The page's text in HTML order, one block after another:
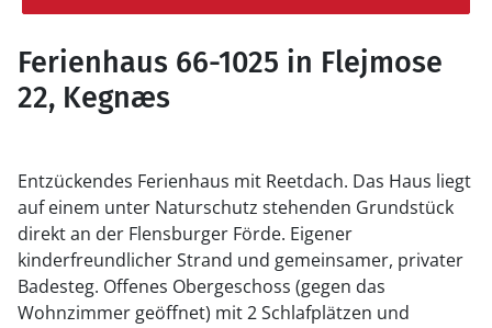
Ferienhaus 66-1025 in Flejmose
22, Kegnæs
Entzückendes Ferienhaus mit Reetdach. Das Haus liegt
auf einem unter Naturschutz stehenden Grundstück
direkt an der Flensburger Förde. Eigener
kinderfreundlicher Strand und gemeinsamer, privater
Badesteg. Offenes Obergeschoss (gegen das
Wohnzimmer geöffnet) mit 2 Schlafplätzen und